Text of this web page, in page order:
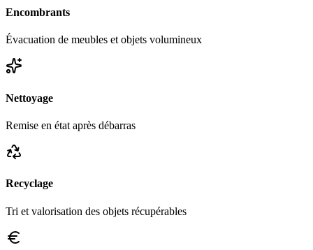
Encombrants
Évacuation de meubles et objets volumineux
Nettoyage
Remise en état après débarras
Recyclage
Tri et valorisation des objets récupérables